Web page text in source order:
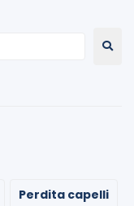
Perdita capelli